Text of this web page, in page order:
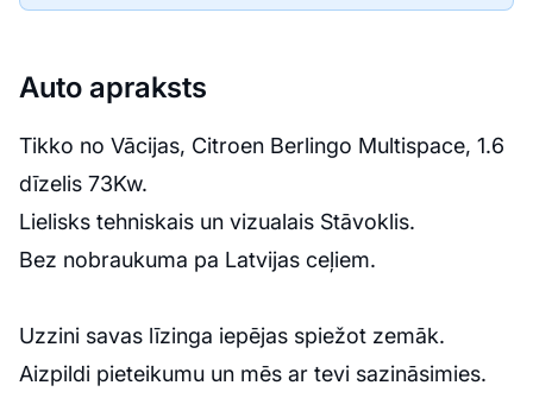
Auto apraksts
Tikko no Vācijas, Citroen Berlingo Multispace, 1.6
dīzelis 73Kw.
Lielisks tehniskais un vizualais Stāvoklis.
Bez nobraukuma pa Latvijas ceļiem.
Uzzini savas līzinga iepējas spiežot zemāk.
Aizpildi pieteikumu un mēs ar tevi sazināsimies.